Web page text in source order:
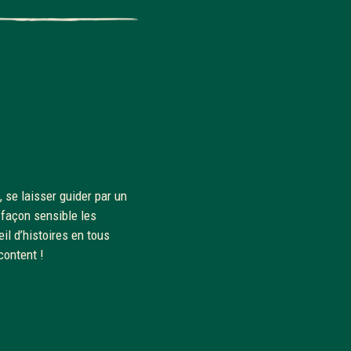
se laisser guider par un
sensible les
d’histoires en tous
!